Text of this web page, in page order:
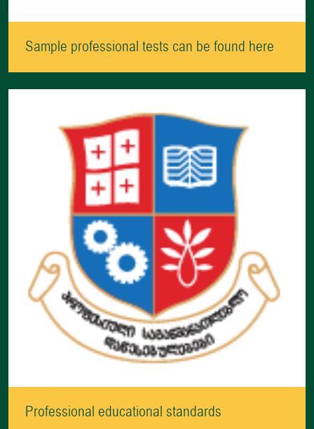
Sample professional tests can be found here
Professional educational standards